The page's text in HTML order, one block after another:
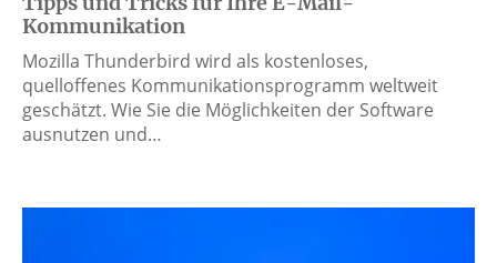
Kommunikation
Mozilla Thunderbird wird als kostenloses,
quelloffenes Kommunikationsprogramm weltweit
geschätzt. Wie Sie die Möglichkeiten der Software
ausnutzen und…